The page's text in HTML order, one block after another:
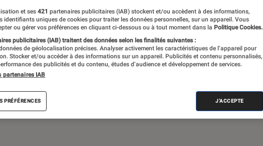
Disney+ Star Wars Apple TV+ LEGO James Bond
et ses 421 partenaires publicitaires (IAB) stockent et/ou accèdent à des informations,
identifiants uniques de cookies pour traiter les données personnelles, sur un appareil. Vous
ou gérer vos préférences en cliquant ci-dessous ou à tout moment dans la Politique Cookies.
publicitaires (IAB) traitent des données selon les finalités suivantes :
de géolocalisation précises. Analyser activement les caractéristiques de l’appareil pour
Stocker et/ou accéder à des informations sur un appareil. Publicités et contenu personnalisés,
des publicités et du contenu, études d’audience et développement de services.
partenaires IAB
PRÉFÉRENCES J'ACCEPTE